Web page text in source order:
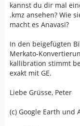
kannst du dir mal
.kmz ansehen? Wie
macht es Anavasi?
In den beigefügten
Merkato-
kallibration stimmt
exakt mit GE.
Liebe Grüsse, Peter
(c) Google Earth und